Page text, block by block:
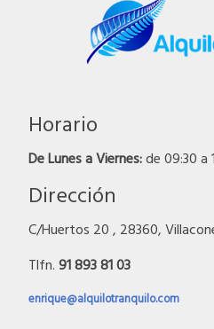
Horario
De Lunes a Viernes:de 09:30 a
Dirección
C/Huertos 20 , 28360,
Tlfn.91 893 81 03
enrique@alquilotranquilo.com